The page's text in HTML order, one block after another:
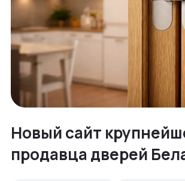
Новый сайт
продавца дверей